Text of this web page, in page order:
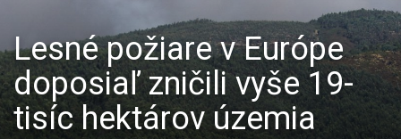
Lesné požiare v Európe
doposiaľ zničili vyše 19-
tisíc hektárov územia